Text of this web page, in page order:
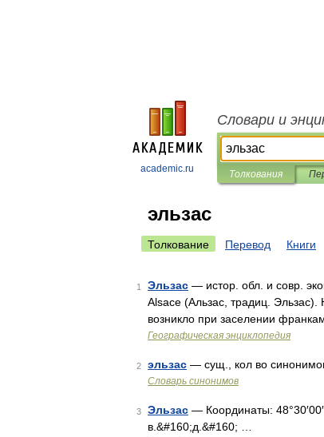
academic.ru
Словари и
Толкования
эльзас
Толкование Перевод Книги
1 Эльзас — истор. обл. и совр.
Alsace (Альзас, традиц. Эльзас).
возникло при заселении
Географическая энциклопедия
2 эльзас — сущ., кол во
Словарь синонимов
3 Эльзас — Координаты:
в.&#160;д.&#160; …